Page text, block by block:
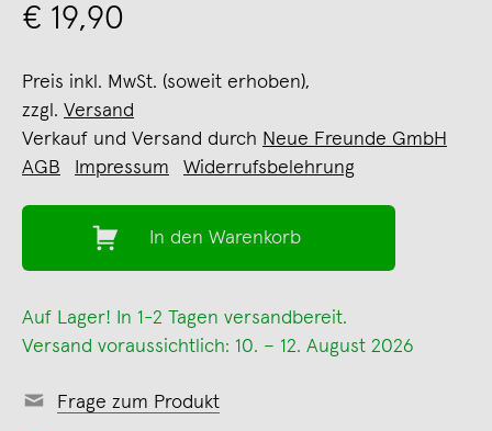
€ 19,90
Preis inkl. MwSt. (soweit erhoben),
zzgl. Versand
Verkauf und Versand durch Neue Freunde GmbH
AGB
Impressum Widerrufsbelehrung
In den Warenkorb
Auf Lager! In 1-2 Tagen versandbereit.
Versand voraussichtlich: 10. – 12. August 2026
Frage zum Produkt